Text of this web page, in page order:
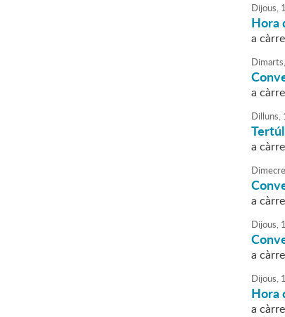
Dijous,
Hora
a
Dimarts,
a
Dilluns,
a
a
Dijous, 1
a
Dijous, 1
Hora
a